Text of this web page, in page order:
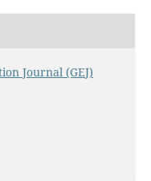
Journal (GEJ)